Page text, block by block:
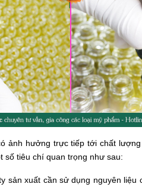
ảnh hưởng trực tiếp tới chất lượng
số tiêu chí quan trọng như sau:
sản xuất cần sử dụng nguyên liệu